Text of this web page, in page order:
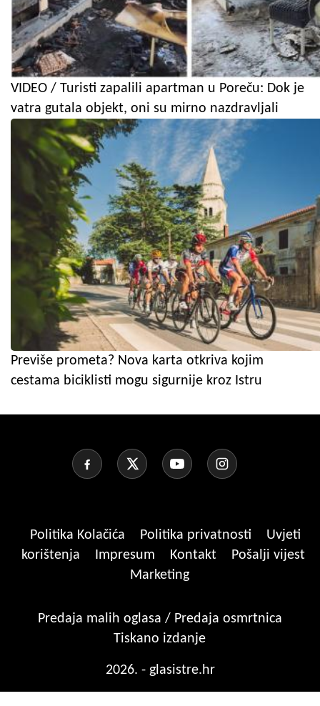
VIDEO / Turisti zapalili apartman u Poreču: Dok je
vatra gutala objekt, oni su mirno nazdravljali
Previše prometa? Nova karta otkriva kojim
cestama biciklisti mogu sigurnije kroz Istru
Politika Kolačića Politika privatnosti
Uvjeti
korištenja
Impresum Kontakt
Pošalji vijest
Marketing
Predaja malih oglasa / Predaja osmrtnica
Tiskano izdanje
2026. - glasistre.hr